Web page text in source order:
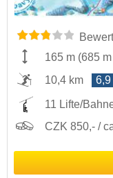
165 m (685 m
10,4 km
6,9
11 Lifte/
CZK 850,- /